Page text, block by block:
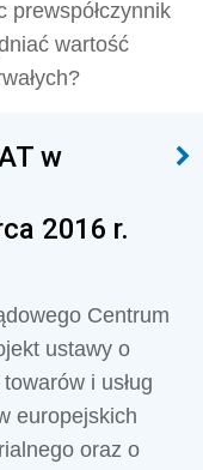
prewspółczynnik
wartość
w
2016 r.
Centrum
ustawy o
i usług
europejskich
oraz o